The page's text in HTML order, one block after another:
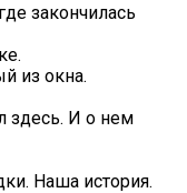
закончилась
из окна.
здесь. И о нем
Наша история.